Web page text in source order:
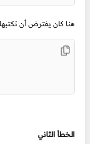
هنا كان يفترض أن
الخطأ الثاني